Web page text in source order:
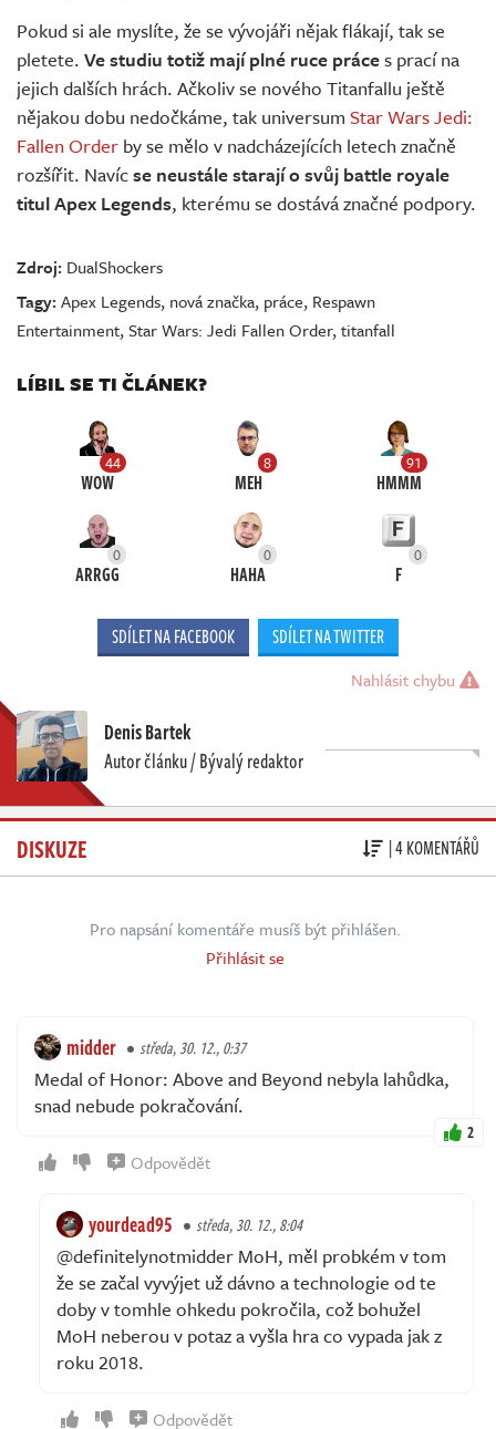
Pokud si ale myslíte, že se vývojáři nějak flákají, tak se
pletete. Ve studiu totiž mají plné ruce práces prací na
jejich dalších hrách. Ačkoliv se nového Titanfallu ještě
nějakou dobu nedočkáme, tak universum Star Wars Jedi:
Fallen Order by se mělo v nadcházejících letech značně
rozšířit. Navícse neustále starají o svůj battle royale
titul Apex Legends, kterému se dostává značné podpory.
Zdroj: DualShockers
Tagy:Apex Legends, nová značka, práce, Respawn
Entertainment,Star Wars: Jedi Fallen Order,titanfall
LÍBIL SE TI ČLÁNEK?
44
WOW
8
MEH
91
HMMM
0
ARRGG
0
HAHA
0
F
SDÍLET NA FACEBOOK SDÍLET NA TWITTER
Nahlásit chybu
Denis Bartek
Autor článku / Bývalý redaktor
DISKUZE | 4 KOMENTÁŘŮ
Pro napsání komentáře musíš být přihlášen.
Přihlásit se
midder středa, 30. 12., 0:37
Medal of Honor: Above and Beyond nebyla lahůdka,
snad nebude pokračování.
2
Odpovědět
yourdead95 středa, 30. 12., 8:04
@definitelynotmidder MoH, měl probkém v tom
že se začal vyvýjet už dávno a technologie od te
doby v tomhle ohkedu pokročila, což bohužel
MoH neberou v potaz a vyšla hra co vypada jak z
roku 2018.
Odpovědět